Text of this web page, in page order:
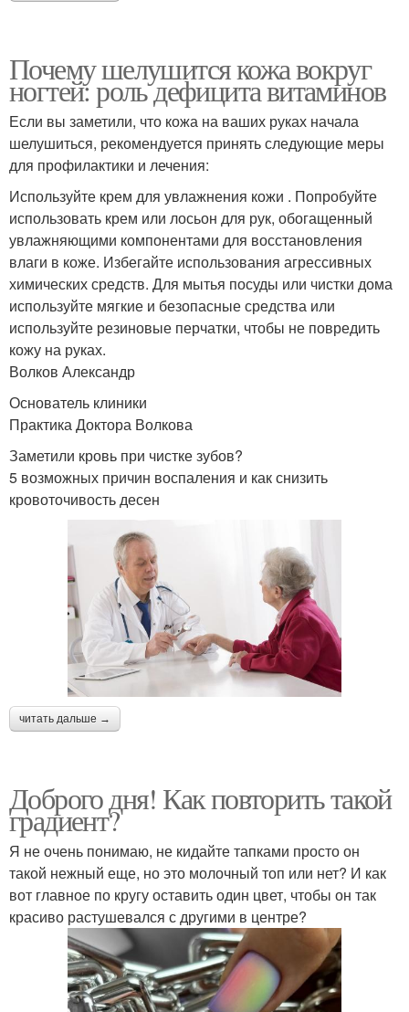
Почему шелушится кожа вокруг
ногтей: роль дефицита витаминов
Если вы заметили, что кожа на ваших руках начала
шелушиться, рекомендуется принять следующие меры
для профилактики и лечения:
Используйте крем для увлажнения кожи . Попробуйте
использовать крем или лосьон для рук, обогащенный
увлажняющими компонентами для восстановления
влаги в коже. Избегайте использования агрессивных
химических средств. Для мытья посуды или чистки дома
используйте мягкие и безопасные средства или
используйте резиновые перчатки, чтобы не повредить
кожу на руках.
Волков Александр
Основатель клиники
Практика Доктора Волкова
Заметили кровь при чистке зубов?
5 возможных причин воспаления и как снизить
кровоточивость десен
читать дальше →
Доброго дня! Как повторить такой
градиент?
Я не очень понимаю, не кидайте тапками просто он
такой нежный еще, но это молочный топ или нет? И как
вот главное по кругу оставить один цвет, чтобы он так
красиво растушевался с другими в центре?